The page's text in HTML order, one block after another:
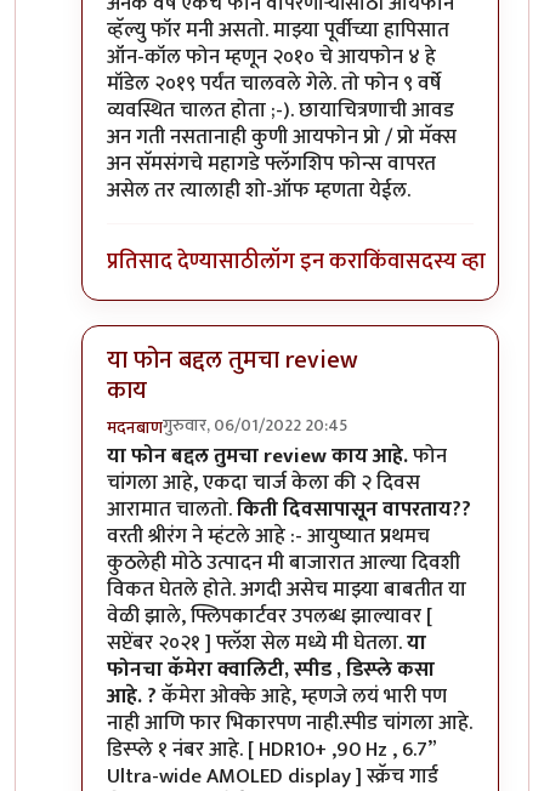
व्हॅल्यु फॉर मनी असतो. माझ्या पूर्वीच्या हापिसात
ऑन-कॉल फोन म्हणून २०१० चे आयफोन ४ हे
मॉडेल २०१९ पर्यंत चालवले गेले. तो फोन ९ वर्षे
व्यवस्थित चालत होता ;-). छायाचित्रणाची आवड
अन गती नसतानाही कुणी आयफोन प्रो / प्रो मॅक्स
अन सॅमसंगचे महागडे फ्लॅगशिप फोन्स वापरत
असेल तर त्यालाही शो-ऑफ म्हणता येईल.
प्रतिसाद देण्यासाठीलॉग इन कराकिंवासदस्य व्हा
या फोन बद्दल तुमचा review
काय
मदनबाणगुरुवार, 06/01/2022 20:45
In reply toमोटो एज 20byबापूसाहेब
या फोन बद्दल तुमचा review काय आहे.फोन
चांगला आहे, एकदा चार्ज केला की २ दिवस
आरामात चालतो.किती दिवसापासून वापरताय??
वरती श्रीरंग ने म्हंटले आहे :- आयुष्यात प्रथमच
कुठलेही मोठे उत्पादन मी बाजारात आल्या दिवशी
विकत घेतले होते. अगदी असेच माझ्या बाबतीत या
वेळी झाले, फ्लिपकार्टवर उपलब्ध झाल्यावर [
सप्टेंबर २०२१ ] फ्लॅश सेल मध्ये मी घेतला.या
फोनचा कॅमेरा क्वालिटी, स्पीड , डिस्प्ले कसा
आहे. ?कॅमेरा ओक्के आहे, म्हणजे लयं भारी पण
नाही आणि फार भिकारपण नाही.स्पीड चांगला आहे.
डिस्प्ले १ नंबर आहे. [ HDR10+ ,90 Hz , 6.7”
Ultra-wide AMOLED display ] स्क्रॅच गार्ड